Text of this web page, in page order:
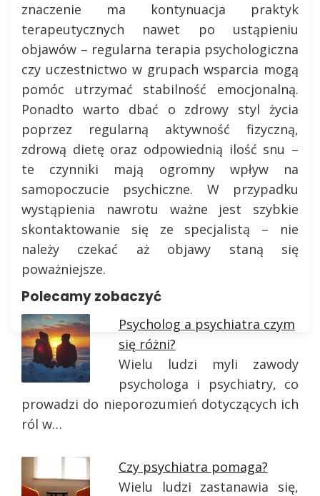
znaczenie ma kontynuacja praktyk
terapeutycznych nawet po ustąpieniu
objawów – regularna terapia psychologiczna
czy uczestnictwo w grupach wsparcia mogą
pomóc utrzymać stabilność emocjonalną.
Ponadto warto dbać o zdrowy styl życia
poprzez regularną aktywność fizyczną,
zdrową dietę oraz odpowiednią ilość snu –
te czynniki mają ogromny wpływ na
samopoczucie psychiczne. W przypadku
wystąpienia nawrotu ważne jest szybkie
skontaktowanie się ze specjalistą – nie
należy czekać aż objawy staną się
poważniejsze.
Polecamy zobaczyć
Psycholog a psychiatra czym
się różni?
Wielu ludzi myli zawody
psychologa i psychiatry, co
prowadzi do nieporozumień dotyczących ich
ról w…
Czy psychiatra pomaga?
Wielu ludzi zastanawia się,